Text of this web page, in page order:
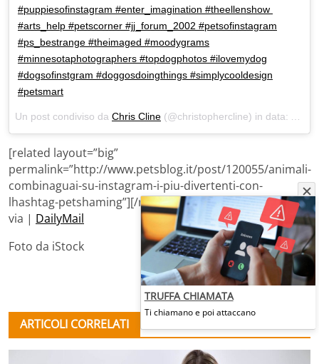
#puppiesofinstagram #enter_imagination #theellenshow
#arts_help #petscorner #jj_forum_2002 #petsofinstagram
#ps_bestrange #theimaged #moodygrams
#minnesotaphotographers #topdogphotos #ilovemydog
#dogsofinstgram #doggosdoingthings #simplycooldesign
#petsmart
Un post condiviso da Chris Cline (@christophercline) in data: Ago
[related layout=”big”
permalink=”http://www.petsblog.it/post/120055/animali-
combinaguai-su-instagram-i-piu-divertenti-con-
lhashtag-petshaming”][/related]
via | DailyMail
Foto da iStock
ARTICOLI CORRELATI
TRUFFA CHIAMATA
Ti chiamano e poi attaccano